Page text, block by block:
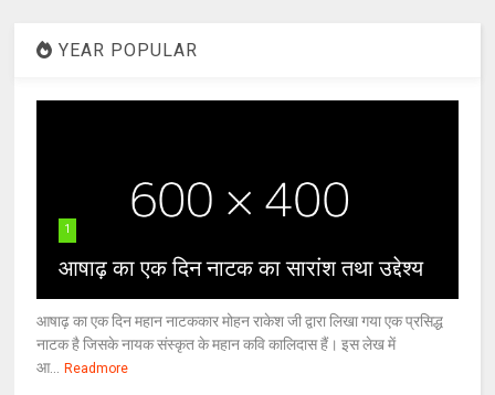
YEAR POPULAR
1
आषाढ़ का एक दिन नाटक का सारांश तथा उद्देश्य
आषाढ़ का एक दिन महान नाटककार मोहन राकेश जी द्वारा लिखा गया एक प्रसिद्ध
नाटक है जिसके नायक संस्कृत के महान कवि कालिदास हैं। इस लेख में
आ...
Readmore